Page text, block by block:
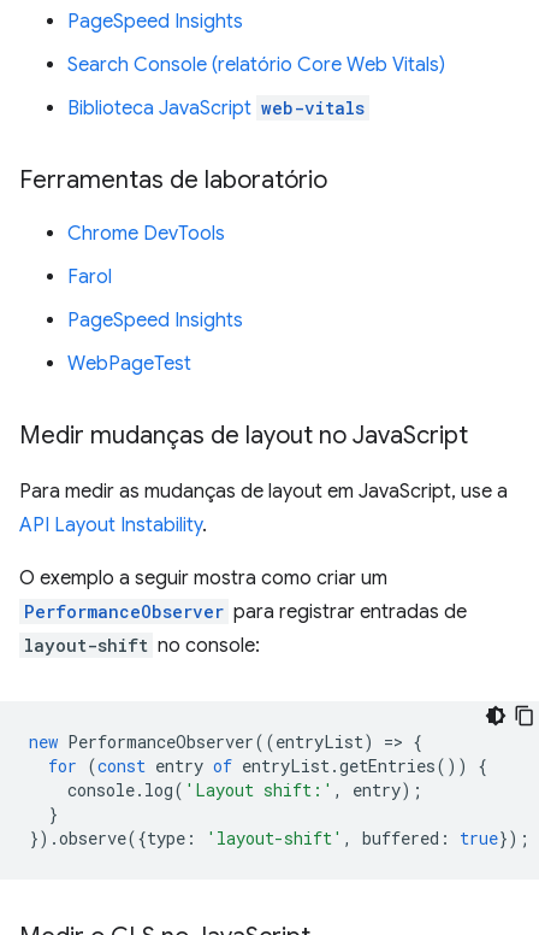
PageSpeed Insights
Search Console (relatório Core Web Vitals)
Biblioteca JavaScript web-vitals
Ferramentas de laboratório
Chrome DevTools
Farol
PageSpeed Insights
WebPageTest
Medir mudanças de layout no JavaScript
Para medir as mudanças de layout em JavaScript, use a
API Layout Instability.
O exemplo a seguir mostra como criar um
PerformanceObserver para registrar entradas de
layout-shift no console:
new PerformanceObserver((entryList) => {
for (const entry of entryList.getEntries())
{
console. log( 'Layout shift:' , entry);
}
}).observe({type : 'layout-shift' , buffered : true});